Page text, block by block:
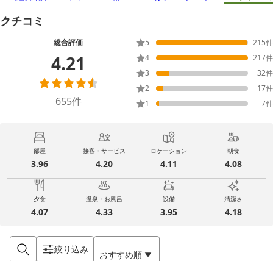
クチコミ
総合評価
4.21
655件
5 215件
4
217件
3
32件
2
17件
1
7件
部屋
3.96
接客・サービス
4.20
ロケーション
4.11
朝食
4.08
夕食
4.07
温泉・お風呂
4.33
設備
3.95
清潔さ
4.18
絞り込み おすすめ順